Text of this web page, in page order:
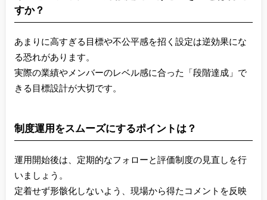
すか？
あまりに高すぎる目標や不公平感を招く設定は逆効果にな
る恐れがあります。
実際の業績やメンバーのレベル感に合った「段階達成」で
きる目標設計が大切です。
制度運用をスムーズにするポイントは？
運用開始後は、定期的なフォローと評価制度の見直しを行
いましょう。
定着せず形骸化しないよう、現場から得たコメントを反映